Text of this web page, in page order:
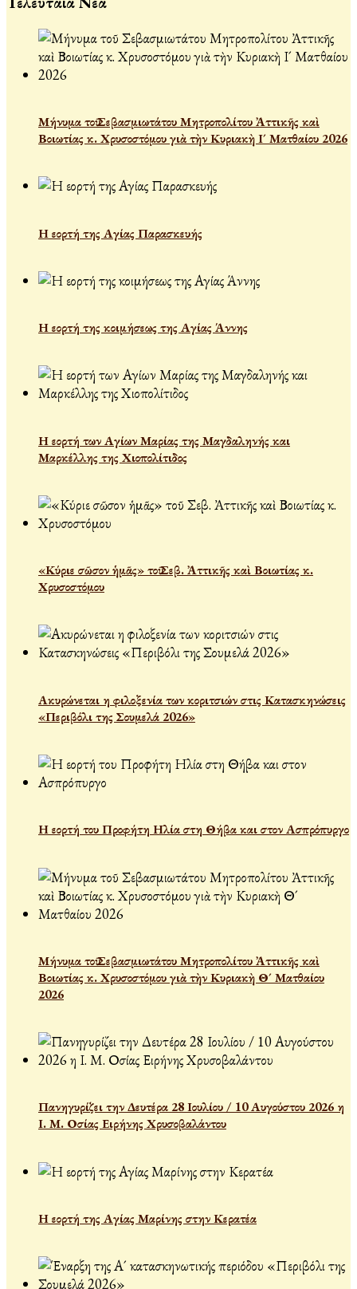
Μήνυμα τοῦ Σεβασμιωτάτου Μητροπολίτου Ἀττικῆς καὶ
Βοιωτίας κ. Χρυσοστόμου γιὰ τὴν Κυριακὴ Ι´ Ματθαίου 2026
Η εορτή της Αγίας Παρασκευής
Η εορτή της κοιμήσεως της Αγίας Άννης
Η εορτή των Αγίων Μαρίας της Μαγδαληνής και
Μαρκέλλης της Χιοπολίτιδος
«Κύριε σῶσον ἡμᾶς» τοῦ Σεβ. Ἀττικῆς καὶ Βοιωτίας κ.
Χρυσοστόμου
Ακυρώνεται η φιλοξενία των κοριτσιών στις Κατασκηνώσεις
«Περιβόλι της Σουμελά 2026»
Η εορτή του Προφήτη Ηλία στη Θήβα και στον Ασπρόπυργο
Μήνυμα τοῦ Σεβασμιωτάτου Μητροπολίτου Ἀττικῆς καὶ
Βοιωτίας κ. Χρυσοστόμου γιὰ τὴν Κυριακὴ Θ´ Ματθαίου
2026
Πανηγυρίζει την Δευτέρα 28 Ιουλίου / 10 Αυγούστου 2026 η
Ι. Μ. Οσίας Ειρήνης Χρυσοβαλάντου
Η εορτή της Αγίας Μαρίνης στην Κερατέα